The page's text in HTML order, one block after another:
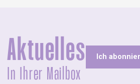
Aktuelles
In Ihrer Mailbox
Ich